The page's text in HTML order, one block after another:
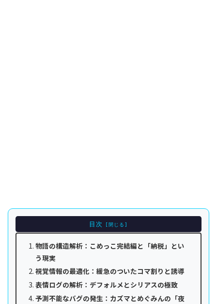
目次
物語の構造解析：こめっこ完結編と「納税」とい
う現実
視覚情報の最適化：緩急のついたコマ割りと誘導
表情ログの解析：デフォルメとシリアスの極致
予測不能なバグの発生：カズマとめぐみんの「夜